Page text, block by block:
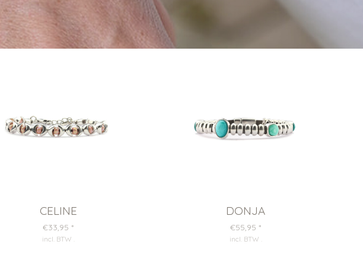
CELINE
€33,95 *
incl. BTW
DONJA
€55,95 *
incl. BTW